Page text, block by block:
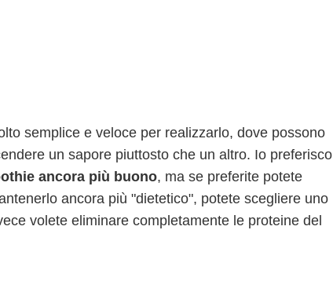
semplice e veloce per realizzarlo, dove possono
un sapore piuttosto che un altro. Io preferisco
ancora più buono, ma se preferite potete
ancora più "dietetico", potete scegliere uno
volete eliminare completamente le proteine del